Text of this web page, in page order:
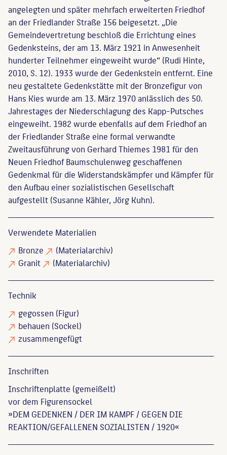
angelegten und später mehrfach erweiterten Friedhof
an der Friedlander Straße 156 beigesetzt. „Die
Gemeindevertretung beschloß die Errichtung eines
Gedenksteins, der am 13. März 1921 in Anwesenheit
hunderter Teilnehmer eingeweiht wurde“ (Rudi Hinte,
2010, S. 12). 1933 wurde der Gedenkstein entfernt. Eine
neu gestaltete Gedenkstätte mit der Bronzefigur von
Hans Kies wurde am 13. März 1970 anlässlich des 50.
Jahrestages der Niederschlagung des Kapp-Putsches
eingeweiht. 1982 wurde ebenfalls auf dem Friedhof an
der Friedlander Straße eine formal verwandte
Zweitausführung von Gerhard Thiemes 1981 für den
Neuen Friedhof Baumschulenweg geschaffenen
Gedenkmal für die Widerstandskämpfer und Kämpfer für
den Aufbau einer sozialistischen Gesellschaft
aufgestellt (Susanne Kähler, Jörg Kuhn).
Verwendete Materialien
Bronze
(Materialarchiv)
Granit
(Materialarchiv)
Technik
gegossen (Figur)
behauen (Sockel)
zusammengefügt
Inschriften
Inschriftenplatte (gemeißelt)
vor dem Figurensockel
»DEM GEDENKEN / DER IM KAMPF / GEGEN DIE
REAKTION/GEFALLENEN SOZIALISTEN / 1920«